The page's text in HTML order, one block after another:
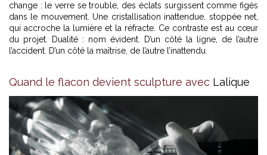
change : le verre se trouble, des éclats surgissent comme figés
dans le mouvement. Une cristallisation inattendue, stoppée net,
qui accroche la lumière et la réfracte. Ce contraste est au cœur
du projet. Dualité : nom évident. D’un côté la ligne, de l’autre
l’accident. D’un côté la maîtrise, de l’autre l’inattendu.
Quand le flacon devient sculpture avec Lalique